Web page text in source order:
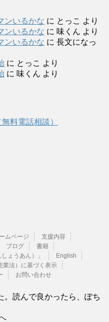
ンいるかな に とっこ より
ンいるかな に 味くん より
ンいるかな に 長文になっ
に とっこ より
に 味くん より
料電話相談）
ムページ
支援内容
ブログ
書籍
ょうあん）」
English
業法）に基づく表示
お問い合わせ
。読んで良かったら、ぽち